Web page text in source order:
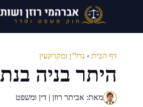
דף הבית › נדל"ן ומקרקעין
היתר בניה
מאת: אביתר רוזן | דין ומשפט